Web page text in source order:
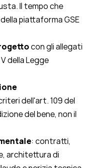
Il tempo che
piattaforma GSE
con gli allegati
della Legge
dell'art. 109 del
del bene, non il
: contratti,
architettura di